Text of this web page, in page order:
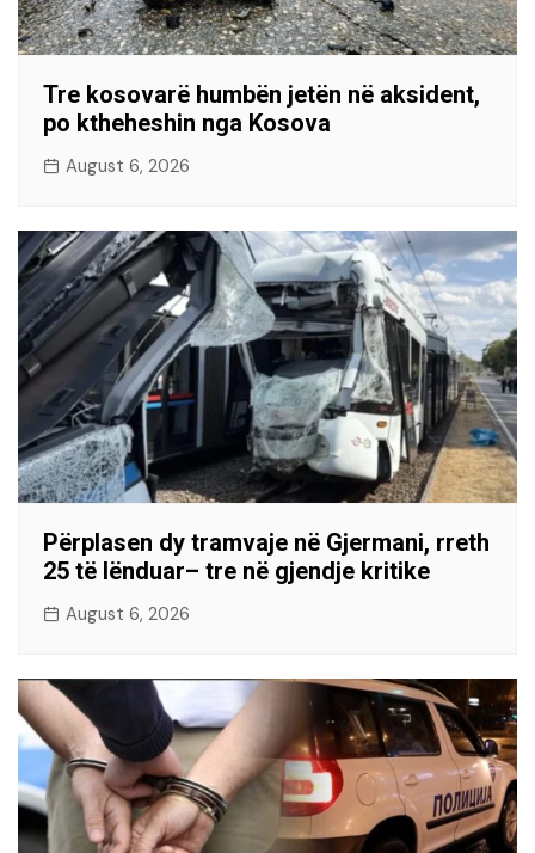
Tre kosovarë humbën jetën në aksident,
po ktheheshin nga Kosova
August 6, 2026
Përplasen dy tramvaje në Gjermani, rreth
25 të lënduar– tre në gjendje kritike
August 6, 2026